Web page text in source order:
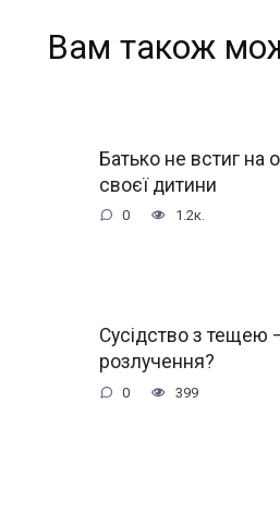
Вам також
Батько не встиг на
своєї дитини
0 1.2к.
Сусідство з тещею
розлучення?
0 399